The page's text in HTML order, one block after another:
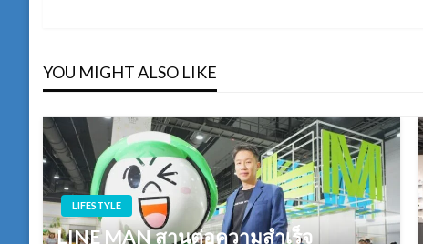
YOU MIGHT ALSO LIKE
LIFESTYLE
LINE MAN สานต่อความสำเร็จ